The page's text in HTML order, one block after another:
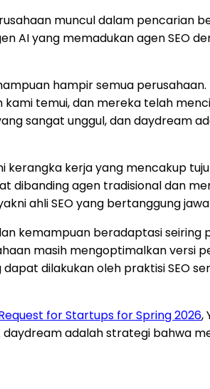
muncul dalam pencarian
AI yang memadukan agen SEO
hampir semua
temui, dan mereka telah
sangat unggul, dan daydream
kerja yang mencakup
dibanding agen tradisional dan
ahli SEO yang bertanggung
kemampuan beradaptasi
masih mengoptimalkan versi
dilakukan oleh praktisi SEO
for Startups for Spring 2026,
adalah strategi bahwa